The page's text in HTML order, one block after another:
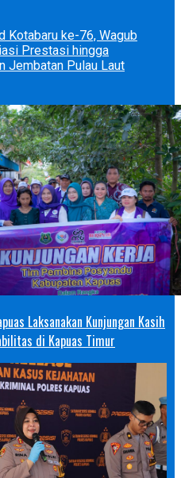
Kotabaru ke-76, Wagub
Prestasi hingga
Jembatan Pulau Laut
Laksanakan Kunjungan Kasih
di Kapuas Timur